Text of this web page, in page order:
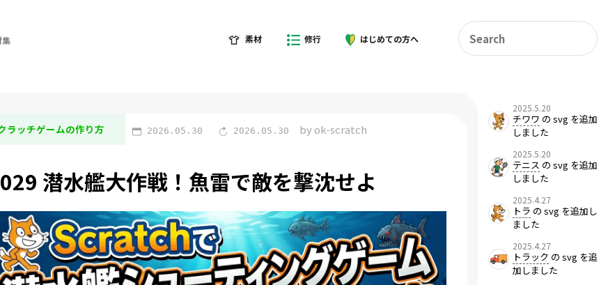
集 素材 修行 はじめての方へ
ラッチゲームの作り方 2026.05.30 2026.05.30 by ok-scratch
潜水艦大作戦！魚雷で敵を撃沈せよ
2025.5.20
チワワ の svg を追加
しました
2025.5.20
テニス の svg を追加
しました
2025.4.27
トラ の svg を追加し
ました
2025.4.27
トラック の svg を追
加しました